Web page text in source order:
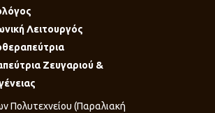
Λειτουργός
Ζευγαριού &
Πολυτεχνείου (Παραλιακή